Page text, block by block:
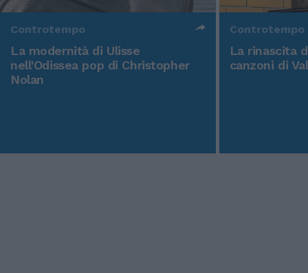
Controtempo
La modernità di Ulisse
nell'Odissea pop di Christopher
Nolan
Controtempo
La rinascita
canzoni di